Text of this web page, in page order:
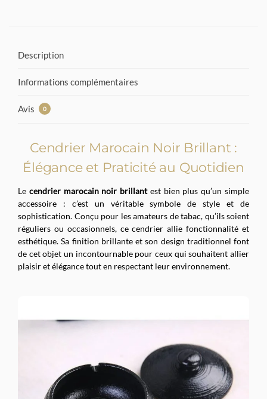
Description
Informations complémentaires
Avis 0
Cendrier Marocain Noir Brillant :
Élégance et Praticité au Quotidien
Le cendrier marocain noir brillantest bien plus qu’un simple
accessoire : c’est un véritable symbole de style et de
sophistication. Conçu pour les amateurs de tabac, qu’ils soient
réguliers ou occasionnels, ce cendrier allie fonctionnalité et
esthétique. Sa finition brillante et son design traditionnel font
de cet objet un incontournable pour ceux qui souhaitent allier
plaisir et élégance tout en respectant leur environnement.